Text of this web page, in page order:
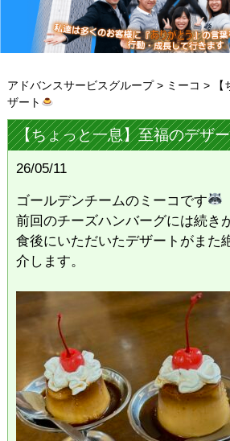
アドバンスサービスグループ> ミーコ >
ザート
【ちょっと一息】至福のデザ
26/05/11
ゴールデンチームのミーコです
前回のチーズハンバーグには続き
食後にいただいたデザートがまた
介します。